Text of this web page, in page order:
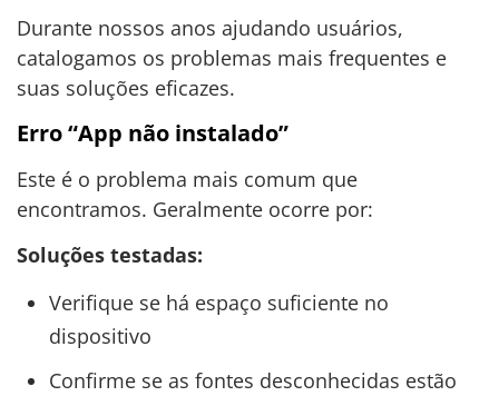
Durante nossos anos ajudando usuários,
catalogamos os problemas mais frequentes e
suas soluções eficazes.
Erro “App não instalado”
Este é o problema mais comum que
encontramos. Geralmente ocorre por:
Soluções testadas:
Verifique se há espaço suficiente no
dispositivo
Confirme se as fontes desconhecidas estão